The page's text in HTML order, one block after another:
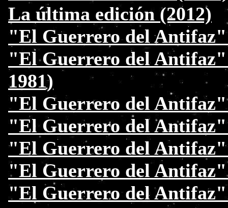
La última edición (2012)
"El Guerrero del Antifaz"
"El Guerrero del Antifaz"
1981)
"El Guerrero del
"El Guerrero del
"El Guerrero del Antifaz"
"El Guerrero del
"El Guerrero del Antifaz"